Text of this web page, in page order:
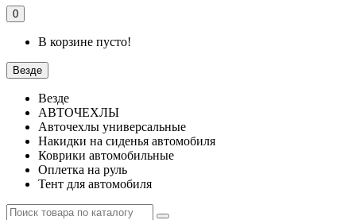
0
В корзине пусто!
Везде
Везде
АВТОЧЕХЛЫ
Авточехлы универсальные
Накидки на сиденья автомобиля
Коврики автомобильные
Оплетка на руль
Тент для автомобиля